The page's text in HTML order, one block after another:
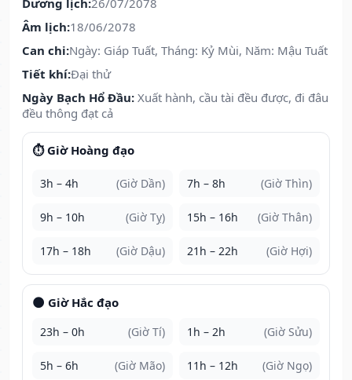
Dương lịch:26/07/2078
Âm lịch:18/06/2078
Can chi:Ngày: Giáp Tuất, Tháng: Kỷ Mùi, Năm: Mậu Tuất
Tiết khí:Đại thử
Ngày Bạch Hổ Đầu: Xuất hành, cầu tài đều được, đi đâu
đều thông đạt cả
⏱️ Giờ Hoàng đạo
3h – 4h (Giờ Dần) 7h – 8h (Giờ Thìn)
9h – 10h (Giờ Tỵ) 15h – 16h (Giờ Thân)
17h – 18h (Giờ Dậu) 21h – 22h (Giờ Hợi)
🌑 Giờ Hắc đạo
23h – 0h (Giờ Tí) 1h – 2h (Giờ Sửu)
5h – 6h (Giờ Mão) 11h – 12h (Giờ Ngọ)